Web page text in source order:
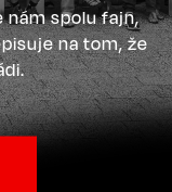
nám spolu fajn,
na tom, že